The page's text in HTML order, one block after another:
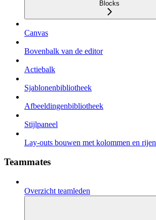
Blocks
Canvas
Bovenbalk van de editor
Actiebalk
Sjablonenbibliotheek
Afbeeldingenbibliotheek
Stijlpaneel
Lay-outs bouwen met kolommen en rijen
Teammates
Overzicht teamleden